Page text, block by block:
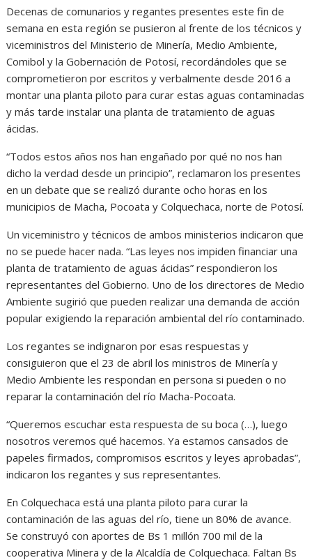
Decenas de comunarios y regantes presentes este fin de
semana en esta región se pusieron al frente de los técnicos y
viceministros del Ministerio de Minería, Medio Ambiente,
Comibol y la Gobernación de Potosí, recordándoles que se
comprometieron por escritos y verbalmente desde 2016 a
montar una planta piloto para curar estas aguas contaminadas
y más tarde instalar una planta de tratamiento de aguas
ácidas.
“Todos estos años nos han engañado por qué no nos han
dicho la verdad desde un principio”, reclamaron los presentes
en un debate que se realizó durante ocho horas en los
municipios de Macha, Pocoata y Colquechaca, norte de Potosí.
Un viceministro y técnicos de ambos ministerios indicaron que
no se puede hacer nada. “Las leyes nos impiden financiar una
planta de tratamiento de aguas ácidas” respondieron los
representantes del Gobierno. Uno de los directores de Medio
Ambiente sugirió que pueden realizar una demanda de acción
popular exigiendo la reparación ambiental del río contaminado.
Los regantes se indignaron por esas respuestas y
consiguieron que el 23 de abril los ministros de Minería y
Medio Ambiente les respondan en persona si pueden o no
reparar la contaminación del río Macha-Pocoata.
“Queremos escuchar esta respuesta de su boca (…), luego
nosotros veremos qué hacemos. Ya estamos cansados de
papeles firmados, compromisos escritos y leyes aprobadas”,
indicaron los regantes y sus representantes.
En Colquechaca está una planta piloto para curar la
contaminación de las aguas del río, tiene un 80% de avance.
Se construyó con aportes de Bs 1 millón 700 mil de la
cooperativa Minera y de la Alcaldía de Colquechaca. Faltan Bs